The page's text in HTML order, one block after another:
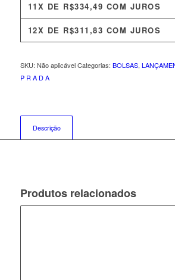
11X DE R$334,49 COM JUROS
12X DE R$311,83 COM JUROS
SKU: Não aplicável Categorias: BOLSAS,
P R A D A
Descrição
Produtos relacionados